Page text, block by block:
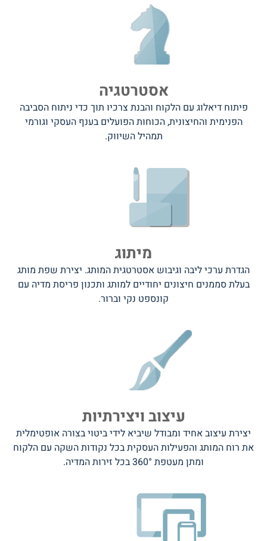
אסטרטגיה
פיתוח דיאלוג עם הלקוח והבנת צרכיו תוך כדי ניתוח הסביבה
הפנימית והחיצונית, הכוחות הפועלים בענף העסקי וגורמי
תמהיל השיווק.
מיתוג
הגדרת ערכי ליבה וגיבוש אסטרטגית המותג. יצירת שפת מותג
בעלת סממנים חיצונים יחודיים למותג ותכנון פריסת מדיה עם
קונספט נקי וברור.
עיצוב ויצירתיות
יצירת עיצוב אחיד ומבודל שיביא לידי ביטוי בצורה אופטימלית
את רוח המותג והפעילות העסקית בכל נקודות השקה עם הלקוח
ומתן מעטפת 360° בכל זירות המדיה.